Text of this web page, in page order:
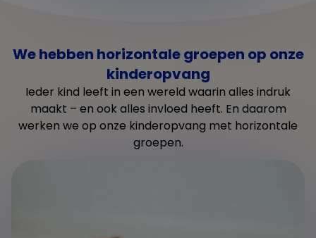
We hebben horizontale groepen op onze
kinderopvang
Ieder kind leeft in een wereld waarin alles indruk
maakt – en ook alles invloed heeft. En daarom
werken we op onze kinderopvang met horizontale
groepen.